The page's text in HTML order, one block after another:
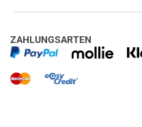
ZAHLUNGSARTEN